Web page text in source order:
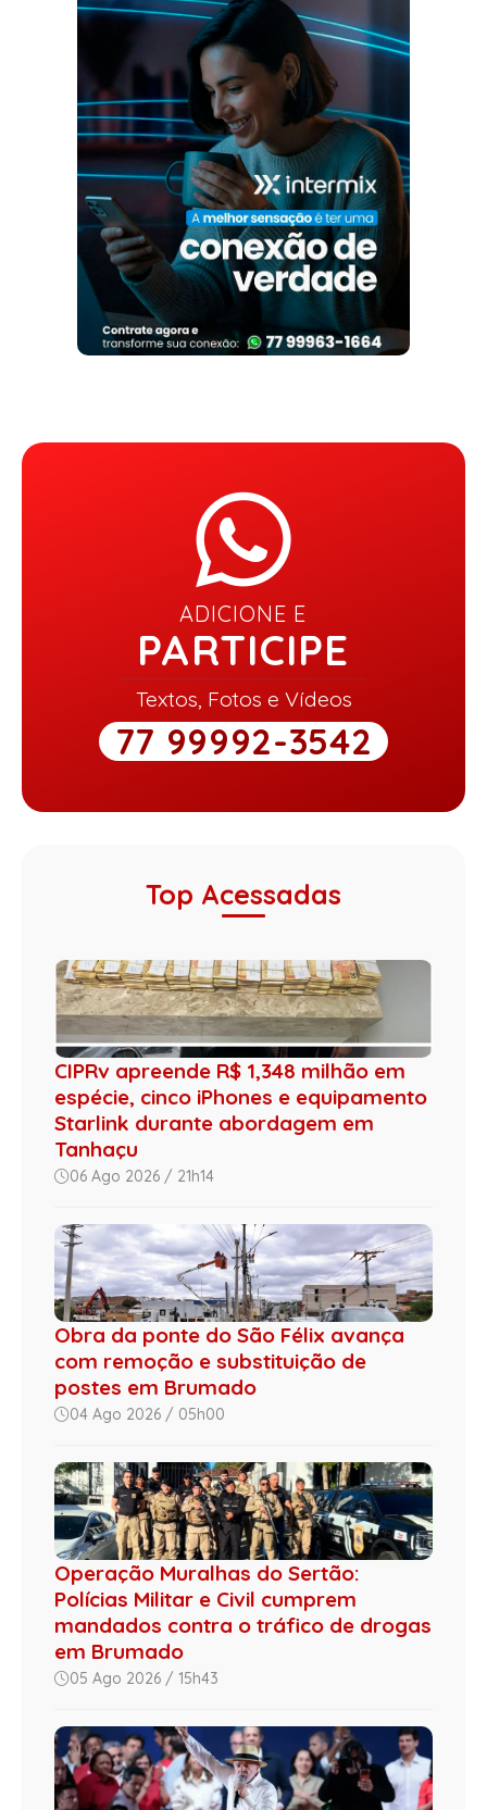
ADICIONE E
PARTICIPE
Textos, Fotos e Vídeos
77 99992-3542
Top Acessadas
CIPRv apreende R$ 1,348 milhão em
espécie, cinco iPhones e equipamento
Starlink durante abordagem em
Tanhaçu
06 Ago 2026 / 21h14
Obra da ponte do São Félix avança
com remoção e substituição de
postes em Brumado
04 Ago 2026 / 05h00
Operação Muralhas do Sertão:
Polícias Militar e Civil cumprem
mandados contra o tráfico de drogas
em Brumado
05 Ago 2026 / 15h43